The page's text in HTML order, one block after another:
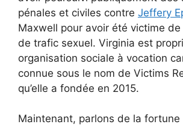
pénales et civiles contre Jeffery
Maxwell pour avoir été victime de
de trafic sexuel. Virginia est
organisation sociale à vocation
connue sous le nom de Victims
qu’elle a fondée en 2015.
Maintenant, parlons de la fortune